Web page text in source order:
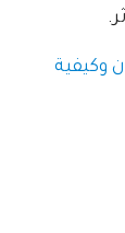
وكيفية